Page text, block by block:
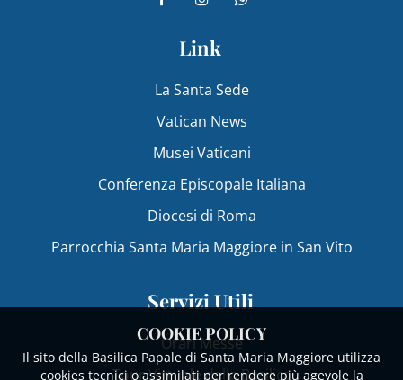
Link
La Santa Sede
Vatican News
Musei Vaticani
Conferenza Episcopale Italiana
Diocesi di Roma
Parrocchia Santa Maria Maggiore in San Vito
Servizi Utili
Orari Messe
Tour Virtuale della Basilica
COOKIE POLICY
Il sito della Basilica Papale di Santa Maria Maggiore utilizza
cookies tecnici o assimilati per rendere più agevole la